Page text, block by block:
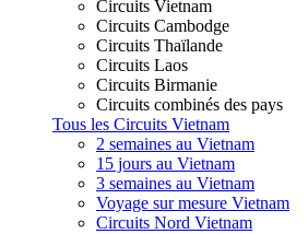
Circuits Vietnam
Circuits Cambodge
Circuits Thaïlande
Circuits Laos
Circuits Birmanie
Circuits combinés des pays
Tous les Circuits Vietnam
2 semaines au Vietnam
15 jours au Vietnam
3 semaines au Vietnam
Voyage sur mesure Vietnam
Circuits Nord Vietnam